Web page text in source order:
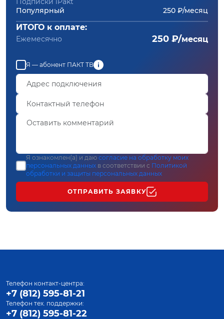
Популярный
250 ₽/месяц
ИТОГО к оплате:
Ежемесячно 250 ₽/месяц
Я — абонент ПАКТ ТВ
Я ознакомлен(а) и даю согласие на обработку моих
персональных данных в соответствии с Политикой
обработки и защиты персональных данных
ОТПРАВИТЬ ЗАЯВКУ
Телефон контакт-центра:
+7 (812) 595-81-21
Телефон тех. поддержки:
+7 (812) 595-81-22